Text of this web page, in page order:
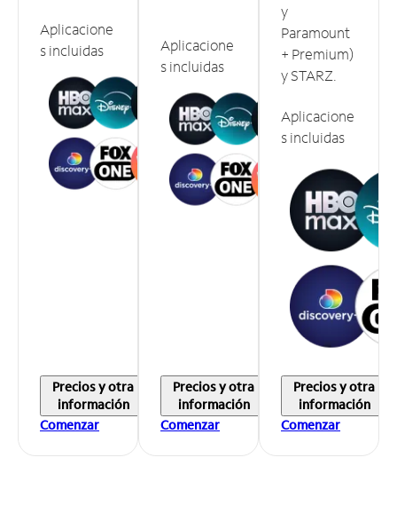
Aplicacione
s incluidas
Precios y otra
información
Comenzar
Aplicacione
s incluidas
Precios y otra
información
Comenzar
y
Paramount
+ Premium)
y STARZ.
Aplicacione
s incluidas
Precios y otra
información
Comenzar